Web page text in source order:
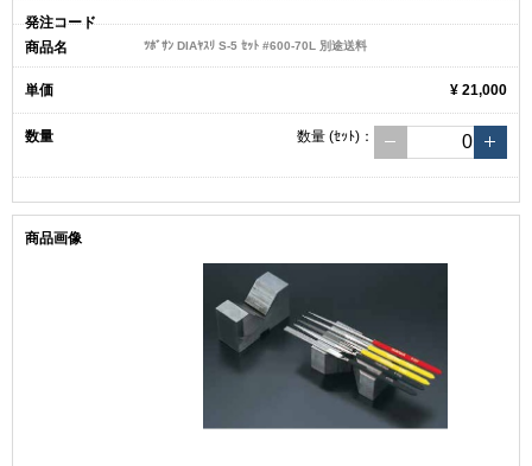
ﾂﾎﾞｻﾝ DIAﾔｽﾘ S-5 ｾｯﾄ #600-70L 別途送料
¥ 21,000
数量 (ｾｯﾄ) ：